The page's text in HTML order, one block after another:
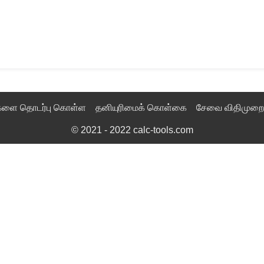
தொடர்பு கொள்ள தனியுரிமைக் கொள்கை சேவை
© 2021 - 2022 calc-tools.com